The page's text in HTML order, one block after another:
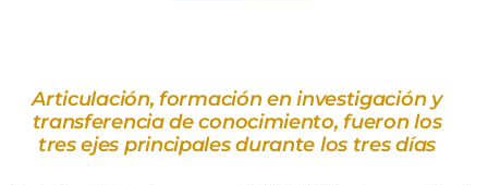
Articulación, formación en investigación y
transferencia de conocimiento, fueron los
tres ejes principales durante los tres días